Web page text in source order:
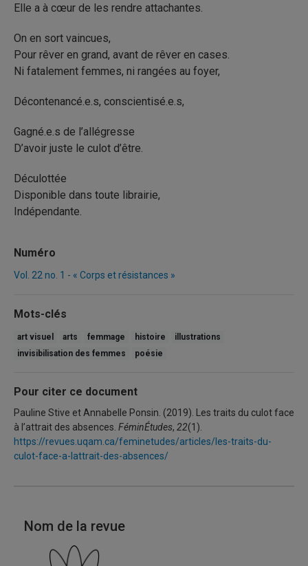
Elle a à cœur de les rendre attachantes.
On en sort vaincues,
Pour rêver en grand, avant de rêver en cases.
Ni fatalement femmes, ni rangées au foyer,
Décontenancé.e.s, conscientisé.e.s,
Gagné.e.s de l’allégresse
D’avoir juste le culot d’être.
Déculottée
Disponible dans toute librairie,
Indépendante.
Numéro
Vol. 22 no. 1 - « Corps et résistances »
Mots-clés
art visuel arts femmage histoire
illustrations
invisibilisation des femmes
poésie
Pour citer ce document
Pauline Stive et Annabelle Ponsin. (2019). Les traits du culot face
à l’attrait des absences. FéminÉtudes, 22(1).
https://revues.uqam.ca/feminetudes/articles/les-traits-du-
culot-face-a-lattrait-des-absences/
Nom de la revue